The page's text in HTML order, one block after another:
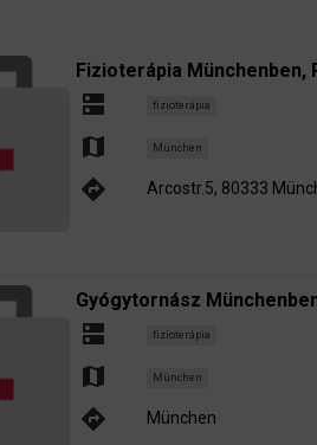
Fizioterápia Münchenben,
dns fizioterápia
map München
directions Arcostr.5, 80333
Gyógytornász
dns fizioterápia
map München
directions München